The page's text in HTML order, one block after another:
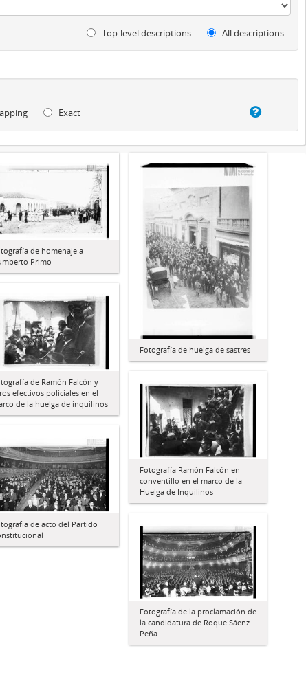
Top-level descriptions All descriptions
Exact
de homenaje a
Primo
Fotografía de huelga de sastres
de Ramón Falcón y
efectivos policiales en el
de la huelga de inquilinos
Fotografía Ramón Falcón en
conventillo en el marco de la
Huelga de Inquilinos
de acto del Partido
Fotografía de la proclamación de
la candidatura de Roque Sáenz
Peña